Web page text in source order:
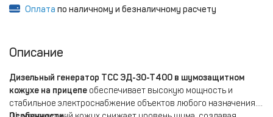
Оплата по наличному и безналичному расчету
Описание
Дизельный генератор ТСС ЭД-30-Т400 в шумозащитном
кожухе на прицепе обеспечивает высокую мощность и
стабильное электроснабжение объектов любого назначения.